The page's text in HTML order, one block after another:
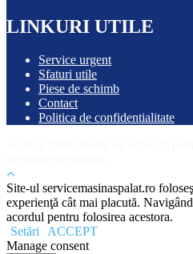
LINKURI UTILE
Service urgent
Sfaturi utile
Piese de schimb
Contact
Politica de confidentialitate
Site-ul servicemasinaspalat.ro
experienţă cât mai placută.
acordul pentru folosirea acestora.
Setări ACCEPT
Manage consent